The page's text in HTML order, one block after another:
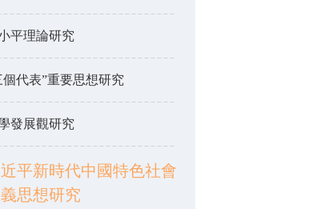
平理論研究
個代表”重要思想研究
發展觀研究
平新時代中國特色社會
思想研究